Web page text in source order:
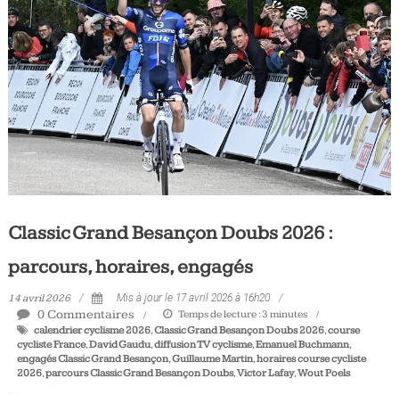
Tous
les
jours,
votre
actualité
vélo
et
triathlon
Classic Grand Besançon Doubs 2026 :
parcours, horaires, engagés
14 avril 2026 Mis à jour le 17 avril 2026 à 16h20
0 Commentaires Temps de lecture :3 minutes
calendrier cyclisme 2026,Classic Grand Besançon Doubs 2026,course
cycliste France,David Gaudu,diffusion TV cyclisme,Emanuel Buchmann,
engagés Classic Grand Besançon,Guillaume Martin,horaires course cycliste
2026,parcours Classic Grand Besançon Doubs,Victor Lafay,Wout Poels